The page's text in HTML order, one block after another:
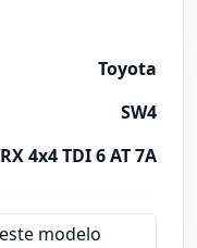
Toyota
SW4
4x4 TDI 6 AT 7A
modelo